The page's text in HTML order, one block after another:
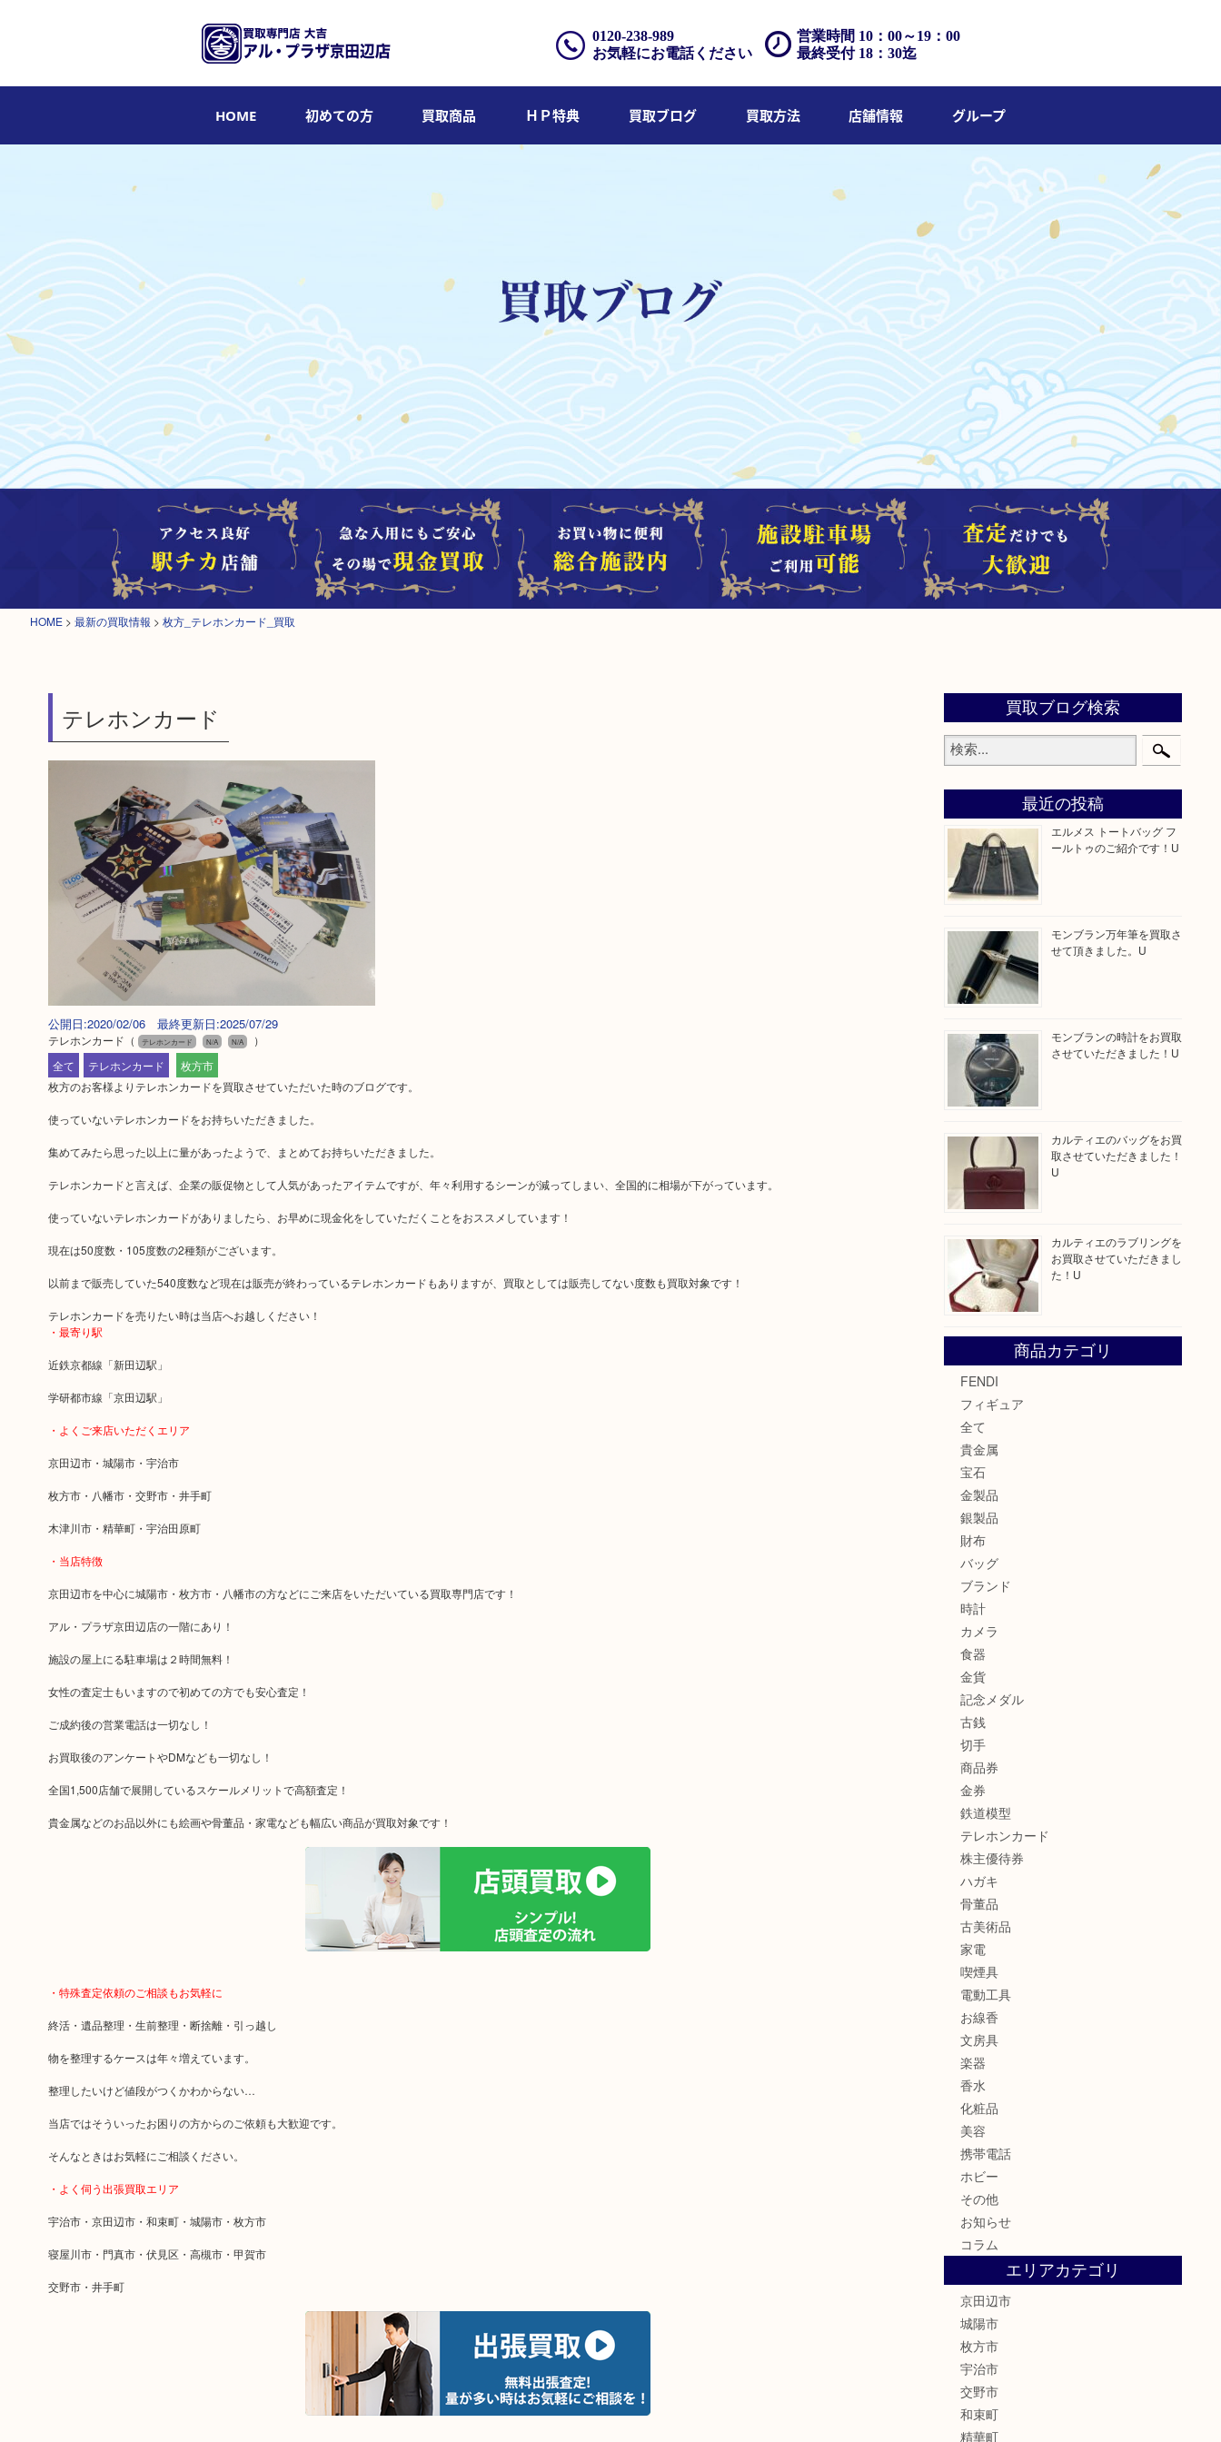
営業時間 10：00～19：00
最終受付 18：30迄
0120-238-989
お気軽にお電話ください
HOME 初めての方 買取商品 ＨＰ特典 買取ブログ 買取方法 店舗情報 グループ
HOME > 最新の買取情報 > 枚方_テレホンカード_買取
テレホンカード
公開日:2020/02/06 最終更新日:2025/07/29
テレホンカード （ テレホンカード N/A N/A
）
全て
テレホンカード
枚方市
枚方のお客様よりテレホンカードを買取させていただいた時のブログです。
使っていないテレホンカードをお持ちいただきました。
集めてみたら思った以上に量があったようで、まとめてお持ちいただきました。
テレホンカードと言えば、企業の販促物として人気があったアイテムですが、年々利用するシーンが減ってしまい、全国的に相場が下がっています。
使っていないテレホンカードがありましたら、お早めに現金化をしていただくことをおススメしています！
現在は50度数・105度数の2種類がございます。
以前まで販売していた540度数など現在は販売が終わっているテレホンカードもありますが、買取としては販売してない度数も買取対象です！
テレホンカードを売りたい時は当店へお越しください！
・最寄り駅
近鉄京都線「新田辺駅」
学研都市線「京田辺駅」
・よくご来店いただくエリア
京田辺市・城陽市・宇治市
枚方市・八幡市・交野市・井手町
木津川市・精華町・宇治田原町
・当店特徴
京田辺市を中心に城陽市・枚方市・八幡市の方などにご来店をいただいている買取専門店です！
アル・プラザ京田辺店の一階にあり！
施設の屋上にる駐車場は２時間無料！
女性の査定士もいますので初めての方でも安心査定！
ご成約後の営業電話は一切なし！
お買取後のアンケートやDMなども一切なし！
全国1,500店舗で展開しているスケールメリットで高額査定！
貴金属などのお品以外にも絵画や骨董品・家電なども幅広い商品が買取対象です！
・特殊査定依頼のご相談もお気軽に
終活・遺品整理・生前整理・断捨離・引っ越し
物を整理するケースは年々増えています。
整理したいけど値段がつくかわからない…
当店ではそういったお困りの方からのご依頼も大歓迎です。
そんなときはお気軽にご相談ください。
・よく伺う出張買取エリア
宇治市・京田辺市・和束町・城陽市・枚方市
寝屋川市・門真市・伏見区・高槻市・甲賀市
交野市・井手町
買取ブログ検索
最近の投稿
エルメス トートバッグ フ
ールトゥのご紹介です！U
モンブラン万年筆を買取さ
せて頂きました。U
モンブランの時計をお買取
させていただきました！U
カルティエのバッグをお買
取させていただきました！
U
カルティエのラブリングを
お買取させていただきまし
た！U
商品カテゴリ
FENDI
フィギュア
全て
貴金属
宝石
金製品
銀製品
財布
バッグ
ブランド
時計
カメラ
食器
金貨
記念メダル
古銭
切手
商品券
金券
鉄道模型
テレホンカード
株主優待券
ハガキ
骨董品
古美術品
家電
喫煙具
電動工具
お線香
文房具
楽器
香水
化粧品
美容
携帯電話
ホビー
その他
お知らせ
コラム
エリアカテゴリ
京田辺市
城陽市
枚方市
宇治市
交野市
和束町
精華町